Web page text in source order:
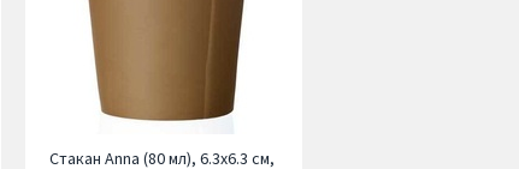
Стакан Annа (80 мл), 6.3х6.3 см,